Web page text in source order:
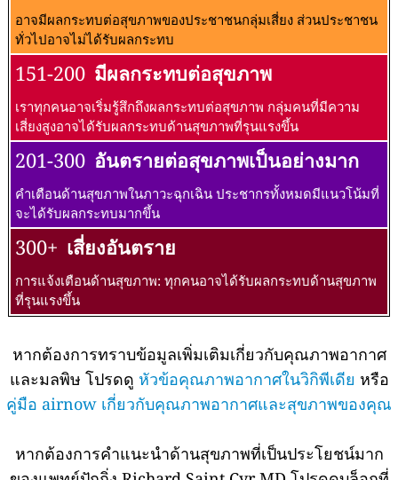
อาจมีผลกระทบต่อสุขภาพของประชาชนกลุ่มเสี่ยง ส่วนประชาชน
ทั่วไปอาจไม่ได้รับผลกระทบ
151-200 มีผลกระทบต่อสุขภาพ
เราทุกคนอาจเริ่มรู้สึกถึงผลกระทบต่อสุขภาพ กลุ่มคนที่มีความ
เสี่ยงสูงอาจได้รับผลกระทบด้านสุขภาพที่รุนแรงขึ้น
201-300 อันตรายต่อสุขภาพเป็นอย่างมาก
คำเตือนด้านสุขภาพในภาวะฉุกเฉิน ประชากรทั้งหมดมีแนวโน้มที่
จะได้รับผลกระทบมากขึ้น
300+ เสี่ยงอันตราย
การแจ้งเตือนด้านสุขภาพ: ทุกคนอาจได้รับผลกระทบด้านสุขภาพ
ที่รุนแรงขึ้น
หากต้องการทราบข้อมูลเพิ่มเติมเกี่ยวกับคุณภาพอากาศ
และมลพิษ โปรดดู หัวข้อคุณภาพอากาศในวิกิพีเดีย หรือ
คู่มือ airnow เกี่ยวกับคุณภาพอากาศและสุขภาพของคุณ
หากต้องการคำแนะนำด้านสุขภาพที่เป็นประโยชน์มาก